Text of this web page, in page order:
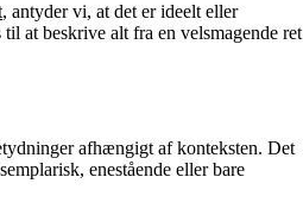
, antyder vi, at det er ideelt eller
at beskrive alt fra en velsmagende ret
afhængigt af konteksten. Det
enestående eller bare